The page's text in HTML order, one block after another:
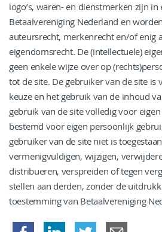
logo’s, waren- en dienstmerken zijn
Betaalvereniging Nederland en
auteursrecht, merkenrecht en/of enig
eigendomsrecht. De (intellectuele)
geen enkele wijze over op
tot de site. De gebruiker van de site
keuze en het gebruik van de inhoud
gebruik van de site volledig voor
bestemd voor eigen persoonlijk
gebruiker van de site niet is
vermenigvuldigen, wijzigen,
distribueren, verspreiden of tegen
stellen aan derden, zonder de
toestemming van Betaalvereniging